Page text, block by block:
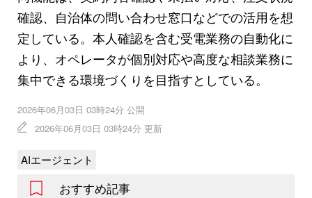
確認、自治体の問い合わせ窓口などでの活用を想
定している。本人確認を含む受電業務の自動化に
より、オペレータが個別対応や高度な相談業務に
集中できる環境づくりを目指すとしている。
2026年06月03日 03時24分 公開
2026年06月03日 03時24分 更新
AIエージェント
おすすめ記事